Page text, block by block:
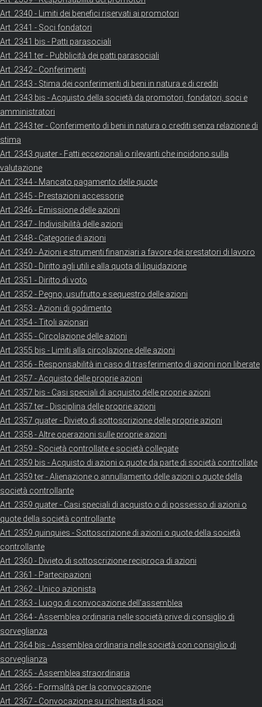
Art. 2340 - Limiti dei benefici riservati ai promotori
Art. 2341 - Soci fondatori
Art. 2341 bis - Patti parasociali
Art. 2341 ter - Pubblicità dei patti parasociali
Art. 2342 - Conferimenti
Art. 2343 - Stima dei conferimenti di beni in natura e di crediti
Art. 2343 bis - Acquisto della società da promotori, fondatori, soci e
amministratori
Art. 2343 ter - Conferimento di beni in natura o crediti senza relazione di
stima
Art. 2343 quater - Fatti eccezionali o rilevanti che incidono sulla
valutazione
Art. 2344 - Mancato pagamento delle quote
Art. 2345 - Prestazioni accessorie
Art. 2346 - Emissione delle azioni
Art. 2347 - Indivisibilità delle azioni
Art. 2348 - Categorie di azioni
Art. 2349 - Azioni e strumenti finanziari a favore dei prestatori di lavoro
Art. 2350 - Diritto agli utili e alla quota di liquidazione
Art. 2351 - Diritto di voto
Art. 2352 - Pegno, usufrutto e sequestro delle azioni
Art. 2353 - Azioni di godimento
Art. 2354 - Titoli azionari
Art. 2355 - Circolazione delle azioni
Art. 2355 bis - Limiti alla circolazione delle azioni
Art. 2356 - Responsabilità in caso di trasferimento di azioni non liberate
Art. 2357 - Acquisto delle proprie azioni
Art. 2357 bis - Casi speciali di acquisto delle proprie azioni
Art. 2357 ter - Disciplina delle proprie azioni
Art. 2357 quater - Divieto di sottoscrizione delle proprie azioni
Art. 2358 - Altre operazioni sulle proprie azioni
Art. 2359 - Società controllate e società collegate
Art. 2359 bis - Acquisto di azioni o quote da parte di società controllate
Art. 2359 ter - Alienazione o annullamento delle azioni o quote della
società controllante
Art. 2359 quater - Casi speciali di acquisto o di possesso di azioni o
quote della società controllante
Art. 2359 quinquies - Sottoscrizione di azioni o quote della società
controllante
Art. 2360 - Divieto di sottoscrizione reciproca di azioni
Art. 2361 - Partecipazioni
Art. 2362 - Unico azionista
Art. 2363 - Luogo di convocazione dell'assemblea
Art. 2364 - Assemblea ordinaria nelle società prive di consiglio di
sorveglianza
Art. 2364 bis - Assemblea ordinaria nelle società con consiglio di
sorveglianza
Art. 2365 - Assemblea straordinaria
Art. 2366 - Formalità per la convocazione
Art. 2367 - Convocazione su richiesta di soci